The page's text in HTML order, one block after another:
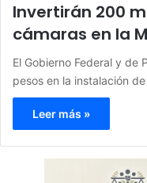
Invertirán 200
cámaras en la
El Gobierno Federal y de
pesos en la instalación
Leer más »